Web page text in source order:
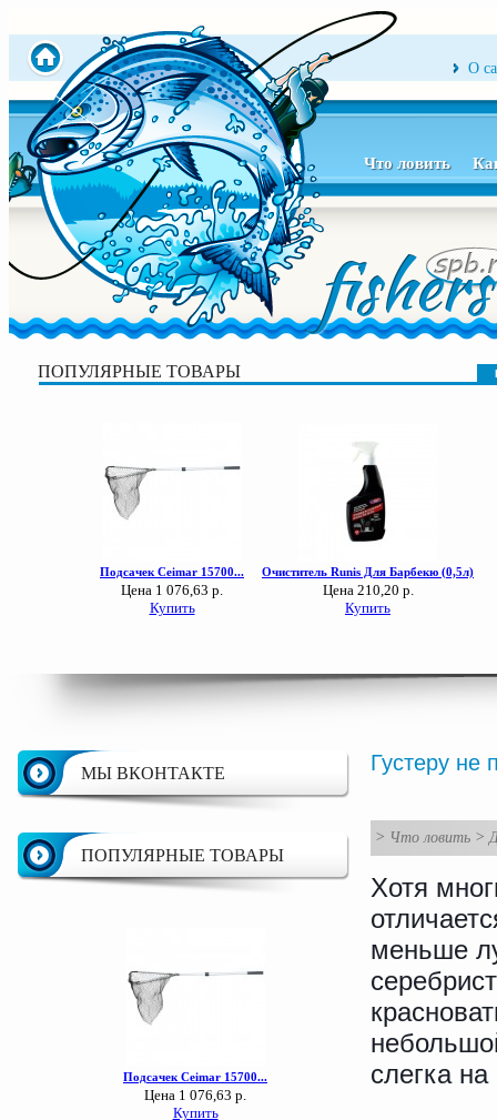
О
Что ловить
ПОПУЛЯРНЫЕ ТОВАРЫ
МЫ ВКОНТАКТЕ
ПОПУЛЯРНЫЕ ТОВАРЫ
Густеру не
> Что ловить >
Хотя
меньше
слегка